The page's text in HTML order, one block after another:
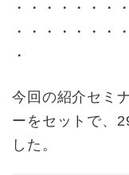
・・・・・・・
・・・・・・・
・
今回の紹介セミ
ーをセットで、
した。